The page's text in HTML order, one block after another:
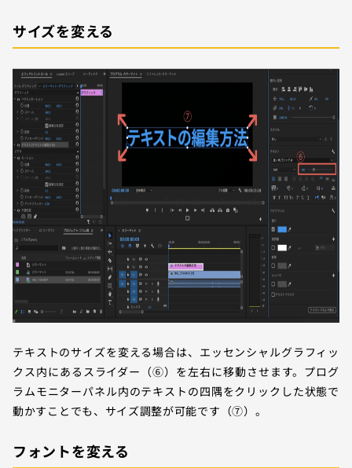
サイズを変える
テキストのサイズを変える場合は、エッセンシャルグラフィッ
クス内にあるスライダー（⑥）を左右に移動させます。プログ
ラムモニターパネル内のテキストの四隅をクリックした状態で
動かすことでも、サイズ調整が可能です（⑦）。
フォントを変える